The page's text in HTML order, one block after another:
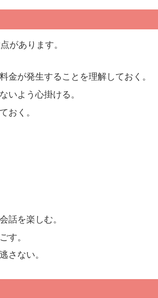
があります。
金が発生することを理解しておく。
いよう心掛ける。
おく。
話を楽しむ。
す。
さない。